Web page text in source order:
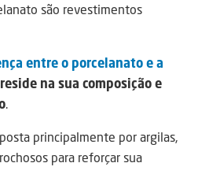
são revestimentos
entre o porcelanato e a
reside na sua composição e
.
principalmente por argilas,
para reforçar sua